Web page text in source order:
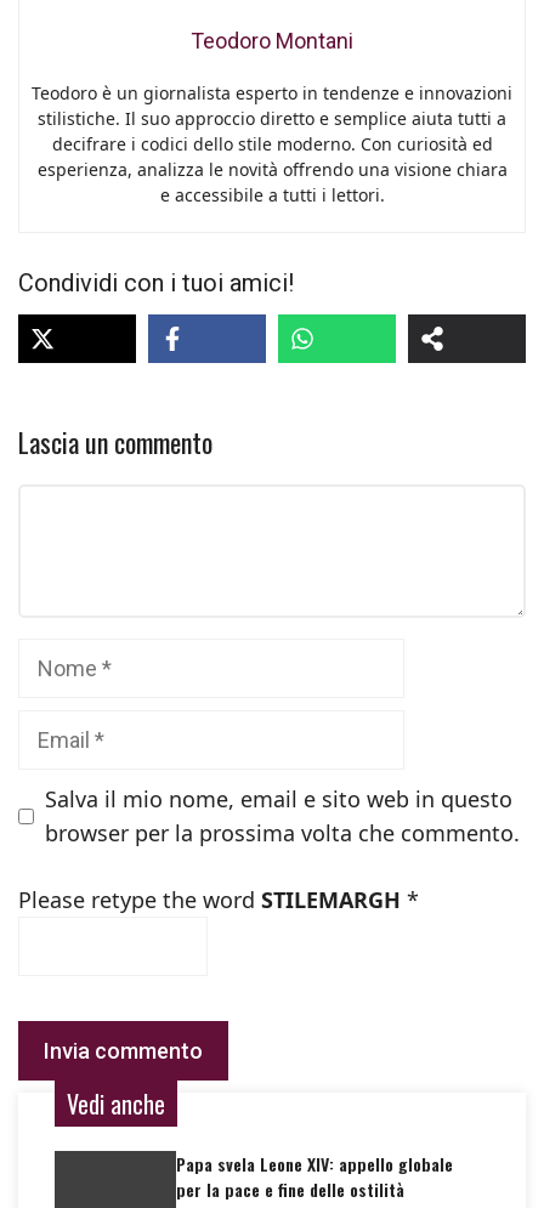
Teodoro Montani
Teodoro è un giornalista esperto in tendenze e innovazioni
stilistiche. Il suo approccio diretto e semplice aiuta tutti a
decifrare i codici dello stile moderno. Con curiosità ed
esperienza, analizza le novità offrendo una visione chiara
e accessibile a tutti i lettori.
Condividi con i tuoi amici!
Lascia un commento
Salva il mio nome, email e sito web in questo
browser per la prossima volta che commento.
Please retype the word STILEMARGH *
Vedi anche
Papa svela Leone XIV: appello globale
per la pace e fine delle ostilità